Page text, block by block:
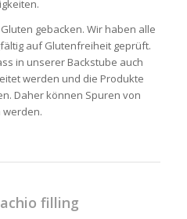
gebacken. Wir haben alle
auf Glutenfreiheit geprüft.
in unserer Backstube auch
werden und die Produkte
Daher können Spuren von
werden.
filling